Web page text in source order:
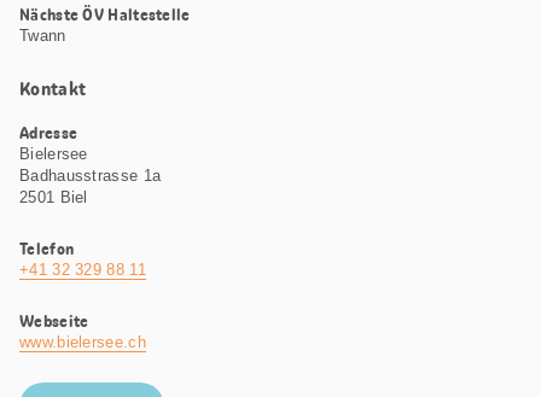
Nächste ÖV Haltestelle
Twann
Kontakt
Adresse
Bielersee
Badhausstrasse 1a
2501 Biel
Telefon
+41 32 329 88 11
Webseite
www.bielersee.ch